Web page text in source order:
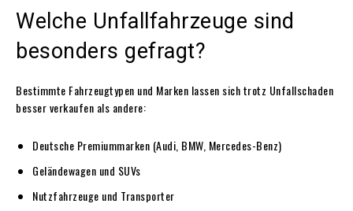
Welche Unfallfahrzeuge sind
besonders gefragt?
Bestimmte Fahrzeugtypen und Marken lassen sich trotz Unfallschaden
besser verkaufen als andere:
Deutsche Premiummarken (Audi, BMW, Mercedes-Benz)
Geländewagen und SUVs
Nutzfahrzeuge und Transporter